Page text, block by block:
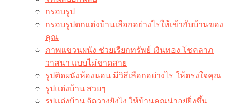
กรอบรูป
กรอบรูปตกแต่งบ้านเลือกอย่างไรให้เข้ากับบ้านของ
คุณ
ภาพแขวนผนัง ช่วยเรียกทรัพย์ เงินทอง โชคลาภ
วาสนา แบบไม่ขาดสาย
รูปติดผนังห้องนอน มีวิธีเลือกอย่างไร ให้ตรงใจคุณ
รูปแต่งบ้าน สวยๆ
รูปแต่งบ้าน จัดวางยังไง ให้บ้านคุณน่าอยู่ยิ่งขึ้น